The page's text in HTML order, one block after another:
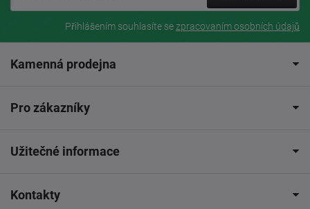
Přihlášením souhlasíte sezpracovaním osobních údajů
Kamenná prodejna
Pro zákazníky
Užitečné informace
Kontakty